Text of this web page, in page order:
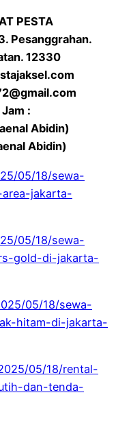
PESTA
Pesanggrahan.
12330
:
Abidin)
Abidin)
05/18/sewa-
jakarta-
05/18/sewa-
gold-di-jakarta-
05/18/sewa-
hitam-di-jakarta-
05/18/rental-
dan-tenda-